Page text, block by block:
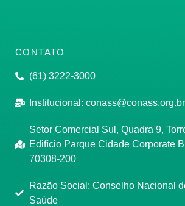
CONTATO
(61) 3222-3000
Institucional: conass@conass.org.br
Setor Comercial Sul, Quadra 9,
Edifício Parque Cidade Corporate
70308-200
Razão Social: Conselho Nacional
Saúde